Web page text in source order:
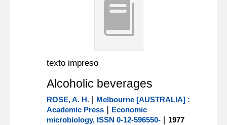
texto impreso
Alcoholic beverages
ROSE, A. H. | Melbourne [AUSTRALIA] :
Academic Press | Economic
microbiology, ISSN 0-12-596550- | 1977